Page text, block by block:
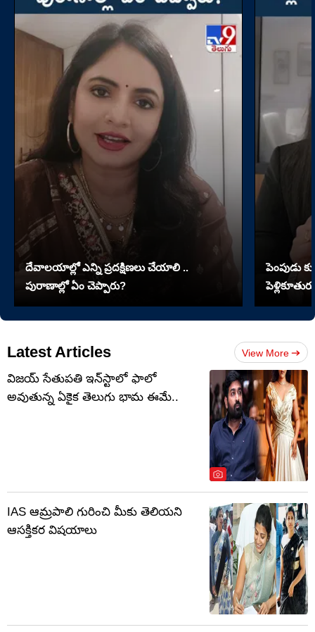
దేవాలయాల్లో ఎన్ని ప్రదక్షిణలు చేయాలి ..
పురాణాల్లో ఏం చెప్పారు?
పెంపుడు
పెళ్లికూతురు
Latest Articles View More
విజయ్ సేతుపతి ఇన్‌స్టాలో ఫాలో
అవుతున్న ఏకైక తెలుగు భామ ఈమే..
IAS ఆమ్రపాలి గురించి మీకు తెలియని
ఆసక్తికర విషయాలు